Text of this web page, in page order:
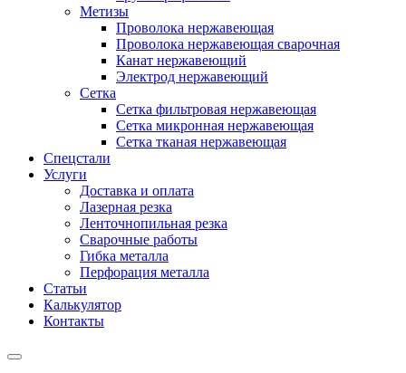
Метизы
Проволока нержавеющая
Проволока нержавеющая сварочная
Канат нержавеющий
Электрод нержавеющий
Сетка
Сетка фильтровая нержавеющая
Сетка микронная нержавеющая
Сетка тканая нержавеющая
Спецстали
Услуги
Доставка и оплата
Лазерная резка
Ленточнопильная резка
Сварочные работы
Гибка металла
Перфорация металла
Статьи
Калькулятор
Контакты